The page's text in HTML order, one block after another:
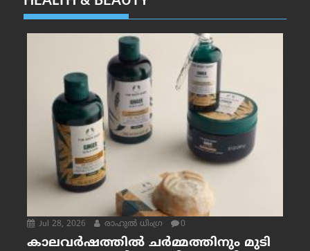
Jul 28, 2026 രാഹുല്‍ ധിംഗ്ര 0
കാലവർഷത്തിൽ ചർമ്മത്തിനും മുടി